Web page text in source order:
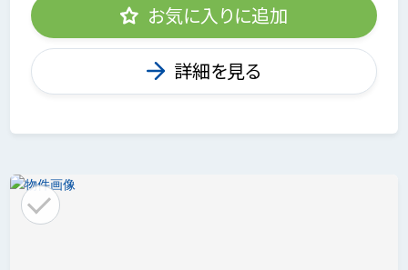
お気に入りに追加
詳細を見る